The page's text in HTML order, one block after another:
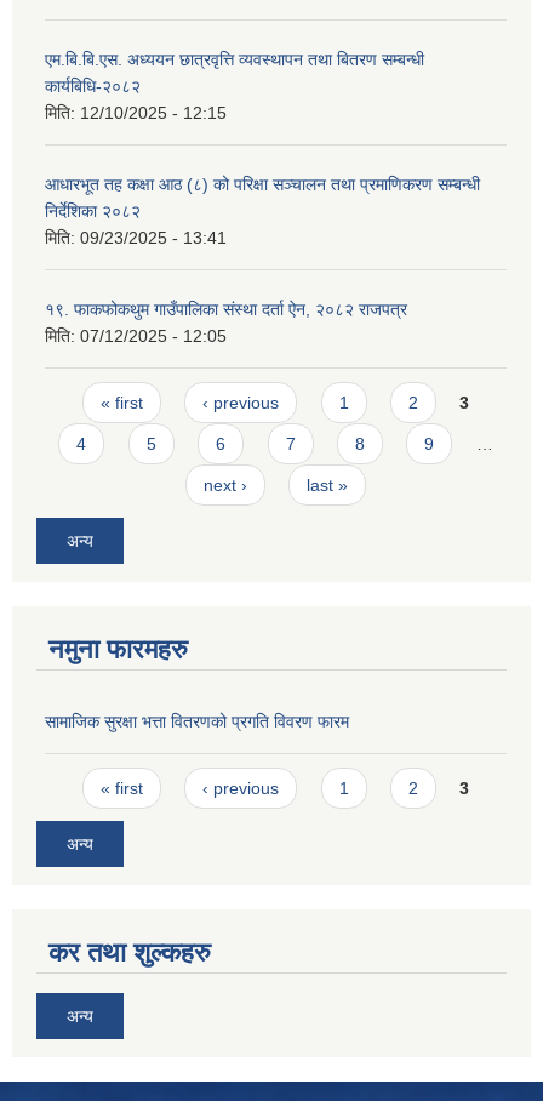
एम.बि.बि.एस. अध्ययन छात्रवृत्ति व्यवस्थापन तथा बितरण सम्बन्धी
कार्यबिधि-२०८२
मिति: 12/10/2025 - 12:15
आधारभूत तह कक्षा आठ (८) को परिक्षा सञ्चालन तथा प्रमाणिकरण सम्बन्धी
निर्देशिका २०८२
मिति: 09/23/2025 - 13:41
१९. फाकफोकथुम गाउँपालिका संस्था दर्ता ऐन, २०८२ राजपत्र
मिति: 07/12/2025 - 12:05
Pages
« first ‹ previous 1 2 3
4 5 6 7 8 9
next › last »
अन्य
नमुना फारमहरु
सामाजिक सुरक्षा भत्ता वितरणको प्रगति विवरण फारम
Pages
« first ‹ previous 1 2 3
अन्य
कर तथा शुल्कहरु
अन्य